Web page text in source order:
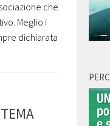
che
Meglio i
dichiarata